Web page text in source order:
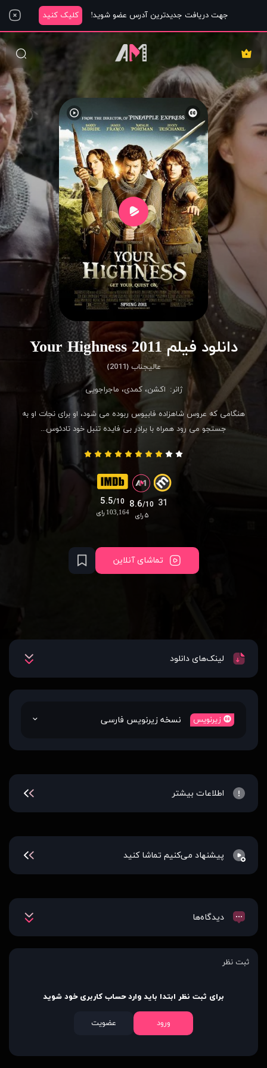
جهت دریافت جدیدترین آدرس عضو شوید! کلیک کنید
دانلود فیلم Your Highness 2011
عالیجناب (2011)
ژانر: اکشن،کمدی، ماجراجویی
هنگامی که عروس شاهزاده فابیوس ربوده می شود، او برای نجات او به
جستجو می رود همراه با برادر بی فایده تنبل خود تادئوس...
5.5/10
103,164 رای
8.6/10
۵ رای
31
تماشای آنلاین
لینک‌های دانلود
زیرنویس نسخه زیرنویس فارسی
اطلاعات بیشتر
پیشنهاد می‌کنیم تماشا کنید
دیدگاه‌ها
ثبت نظر
برای ثبت نظر ابتدا باید وارد حساب کاربری خود شوید
ورود عضویت